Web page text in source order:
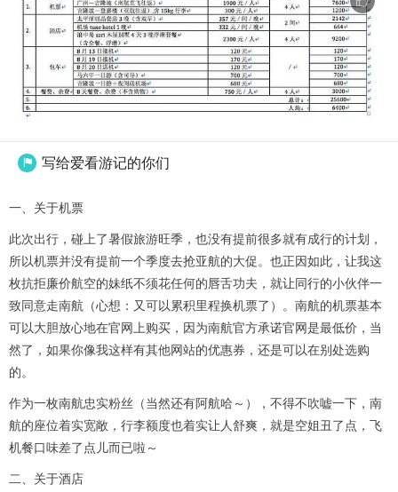
 写给爱看游记的你们
一、关于机票
此次出行，碰上了暑假旅游旺季，也没有提前很多就有成行的计划，
所以机票并没有提前一个季度去抢亚航的大促。也正因如此，让我这
枚抗拒廉价航空的妹纸不须花任何的唇舌功夫，就让同行的小伙伴一
致同意走南航（心想：又可以累积里程换机票了）。南航的机票基本
可以大胆放心地在官网上购买，因为南航官方承诺官网是最低价，当
然了，如果你像我这样有其他网站的优惠券，还是可以在别处选购
的。
作为一枚南航忠实粉丝（当然还有阿航哈～），不得不吹嘘一下，南
航的座位着实宽敞，行李额度也着实让人舒爽，就是空姐丑了点，飞
机餐口味差了点儿而已啦～
二、关于酒店